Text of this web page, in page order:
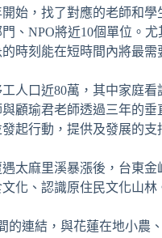
始，找了對應的老師和
NPO將近10個單位。
時刻能在短時間內將最需
人口近80萬，其中家庭
顧瑜君老師透過三年的
起行動，提供及發展的支
太麻里溪暴漲後，台東
化、認識原住民文化山林
連結，與花蓮在地小